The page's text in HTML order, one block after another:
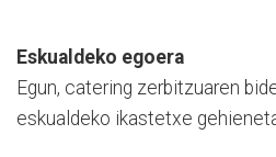
Eskualdeko egoera
Egun, catering zerbitzuaren
eskualdeko ikastetxe